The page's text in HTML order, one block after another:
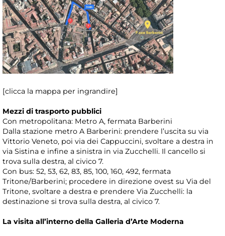
[clicca la mappa per ingrandire]
Mezzi di trasporto pubblici
Con metropolitana: Metro A, fermata Barberini
Dalla stazione metro A Barberini: prendere l’uscita su via
Vittorio Veneto, poi via dei Cappuccini, svoltare a destra in
via Sistina e infine a sinistra in via Zucchelli. Il cancello si
trova sulla destra, al civico 7.
Con bus: 52, 53, 62, 83, 85, 100, 160, 492, fermata
Tritone/Barberini; procedere in direzione ovest su Via del
Tritone, svoltare a destra e prendere Via Zucchelli: la
destinazione si trova sulla destra, al civico 7.
La visita all’interno della Galleria d’Arte Moderna